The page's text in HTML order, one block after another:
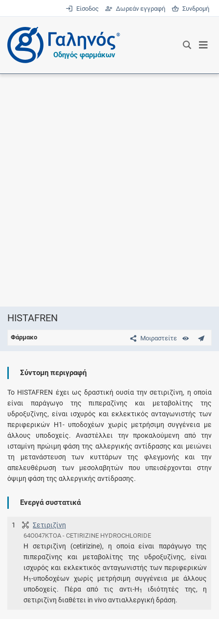
Είσοδος Δωρεάν εγγραφή Συνδρομή
®
Οδηγός φαρμάκων
HISTAFREN
Μοιραστείτε
Φάρμακο
Σύντομη περιγραφή
Το HISTAFREN έχει ως δραστική ουσία την σετιριζίνη, η οποία
είναι παράγωγο της πιπεραζίνης και μεταβολίτης της
υδροξυζίνης, είναι ισχυρός και εκλεκτικός ανταγωνιστής των
περιφερικών Η1- υποδοχέων χωρίς μετρήσιμη συγγένεια με
άλλους υποδοχείς. Αναστέλλει την προκαλούμενη από την
ισταμίνη πρώιμη φάση της αλλεργικής αντίδρασης και μειώνει
τη μετανάστευση των κυττάρων της φλεγμονής και την
απελευθέρωση των μεσολαβητών που υπεισέρχονται στην
όψιμη φάση της αλλεργικής αντίδρασης.
Ενεργά συστατικά
1 Σετιριζίνη
64O047KTOA - CETIRIZINE HYDROCHLORIDE
Η σετιριζίνη (cetirizine), η οποία είναι παράγωγο της
πιπεραζίνης και μεταβολίτης της υδροξυζίνης, είναι
ισχυρός και εκλεκτικός ανταγωνιστής των περιφερικών
Η1-υποδοχέων χωρίς μετρήσιμη συγγένεια με άλλους
υποδοχείς. Πέρα από τις αντι-Η1
ιδιότητές της, η
σετιριζίνη διαθέτει in vivo αντιαλλεργική δράση.